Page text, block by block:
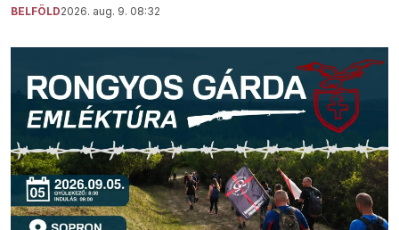
BELFÖLD2026. aug. 9. 08:32